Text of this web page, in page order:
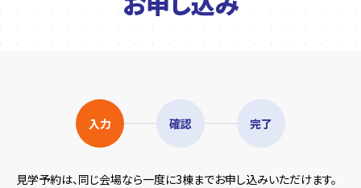
入力 確認 完了
見学予約は、同じ会場なら一度に3棟までお申し込みいただけます。